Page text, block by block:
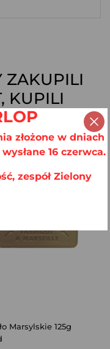
ZAKUPILI
KUPILI
Marsylskie 125g
złożone w dniach
16 czerwca.
zespół Zielony